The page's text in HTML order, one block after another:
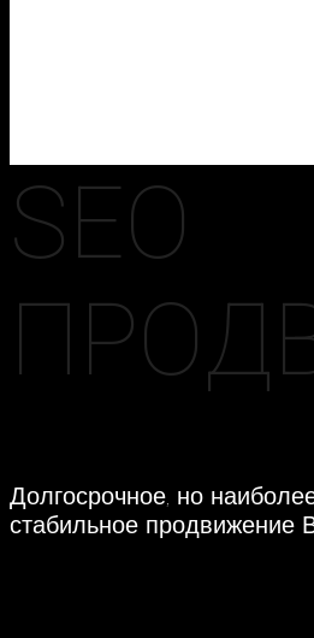
SEO
Долгосрочное, но
стабильное продвижение